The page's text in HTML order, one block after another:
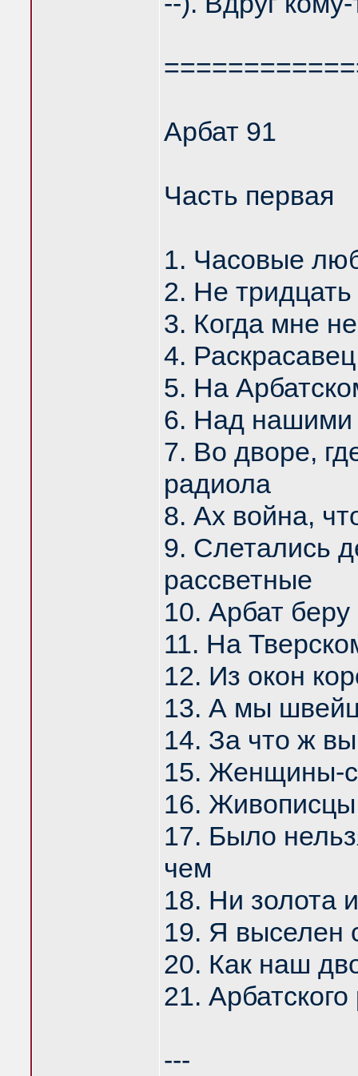
Арбат 91
Часть первая
1. Часовые
2. Не тридцать
3. Когда мне
4.
5. На
6. Над нашими
7. Во дворе,
радиола
8. Ах война,
9. Слетались
рассветные
10. Арбат
11. На
12. Из окон
13. А мы
14. За что ж
15. Женщины-
16.
17. Было
чем
18. Ни золота
19. Я выселен
20. Как наш
21.
---